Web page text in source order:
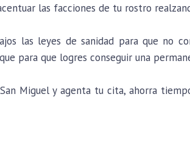
las facciones de tu rostro
las leyes de sanidad para que no
para que logres conseguir una
Miguel y agenta tu cita, ahorra